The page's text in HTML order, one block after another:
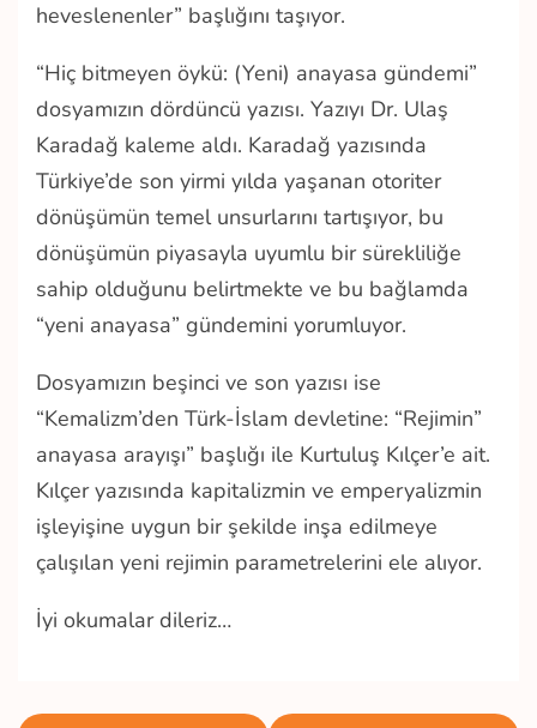
heveslenenler” başlığını taşıyor.
“Hiç bitmeyen öykü: (Yeni) anayasa gündemi”
dosyamızın dördüncü yazısı. Yazıyı Dr. Ulaş
Karadağ kaleme aldı. Karadağ yazısında
Türkiye’de son yirmi yılda yaşanan otoriter
dönüşümün temel unsurlarını tartışıyor, bu
dönüşümün piyasayla uyumlu bir sürekliliğe
sahip olduğunu belirtmekte ve bu bağlamda
“yeni anayasa” gündemini yorumluyor.
Dosyamızın beşinci ve son yazısı ise
“Kemalizm’den Türk-İslam devletine: “Rejimin”
anayasa arayışı” başlığı ile Kurtuluş Kılçer’e ait.
Kılçer yazısında kapitalizmin ve emperyalizmin
işleyişine uygun bir şekilde inşa edilmeye
çalışılan yeni rejimin parametrelerini ele alıyor.
İyi okumalar dileriz…